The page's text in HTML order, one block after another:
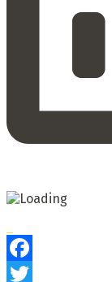
Facebook